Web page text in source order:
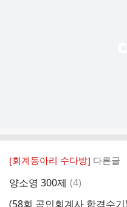
[회계동아리 수다방] 다른글
양소영 300제 댓
(4)